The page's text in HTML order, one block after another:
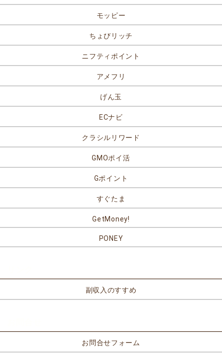
モッピー
ちょびリッチ
ニフティポイント
アメフリ
げん玉
ECナビ
クラシルリワード
GMOポイ活
Gポイント
すぐたま
GetMoney!
PONEY
副収入のすすめ
お問合せフォーム